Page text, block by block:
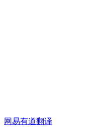
网易有道翻译